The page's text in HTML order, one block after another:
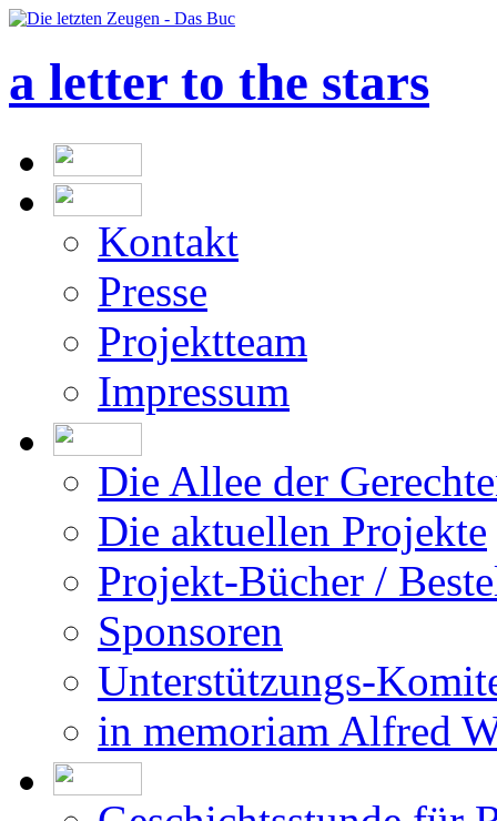
a letter to the stars
Kontakt
Presse
Projektteam
Impressum
Die Allee der
Die aktuellen Projekte
Projekt-Bücher /
Sponsoren
Unterstützungs-